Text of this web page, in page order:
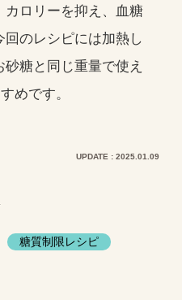
カロリーを抑え、血糖
のレシピには加熱し
糖と同じ重量で使え
めです。
UPDATE : 2025.01.09
糖質制限レシピ